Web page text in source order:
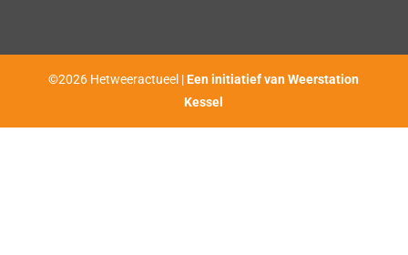
©2026 Hetweeractueel |Een initiatief van Weerstation
Kessel